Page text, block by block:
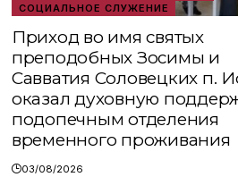
СОЦИАЛЬНОЕ СЛУЖЕНИЕ
Приход во имя святых
преподобных Зосимы и
Савватия Соловецких п.
оказал духовную
подопечным отделения
временного проживания
03/08/2026